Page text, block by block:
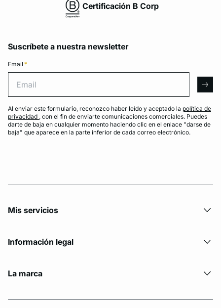
Certificación B Corp
Suscríbete a nuestra newsletter
Email *
Al enviar este formulario, reconozco haber leído y aceptado la política de
privacidad , con el fin de enviarte comunicaciones comerciales. Puedes
darte de baja en cualquier momento haciendo clic en el enlace "darse de
baja" que aparece en la parte inferior de cada correo electrónico.
Mis servicios
Información legal
La marca